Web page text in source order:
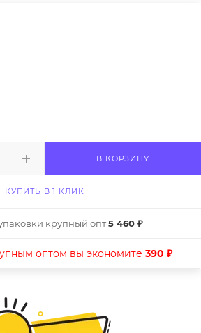
В КОРЗИНУ
КУПИТЬ В 1 КЛИК
крупный опт5 460 ₽
оптом вы экономите 390 ₽